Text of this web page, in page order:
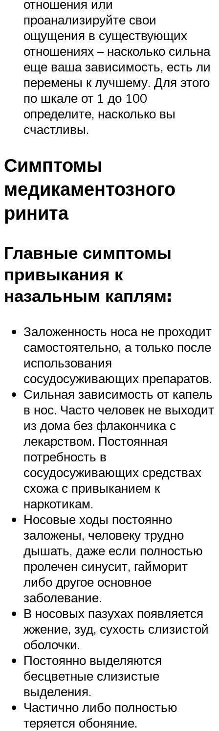
отношения или
проанализируйте свои
ощущения в существующих
отношениях – насколько сильна
еще ваша зависимость, есть ли
перемены к лучшему. Для этого
по шкале от 1 до 100
определите, насколько вы
счастливы.
Симптомы
медикаментозного
ринита
Главные симптомы
привыкания к
назальным каплям:
Заложенность носа не проходит
самостоятельно, а только после
использования
сосудосуживающих препаратов.
Сильная зависимость от капель
в нос. Часто человек не выходит
из дома без флакончика с
лекарством. Постоянная
потребность в
сосудосуживающих средствах
схожа с привыканием к
наркотикам.
Носовые ходы постоянно
заложены, человеку трудно
дышать, даже если полностью
пролечен синусит, гайморит
либо другое основное
заболевание.
В носовых пазухах появляется
жжение, зуд, сухость слизистой
оболочки.
Постоянно выделяются
бесцветные слизистые
выделения.
Частично либо полностью
теряется обоняние.